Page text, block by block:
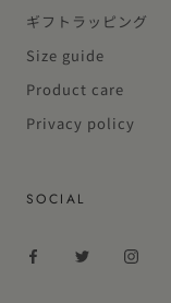
ギフトラッピング
Size guide
Product care
Privacy policy
SOCIAL